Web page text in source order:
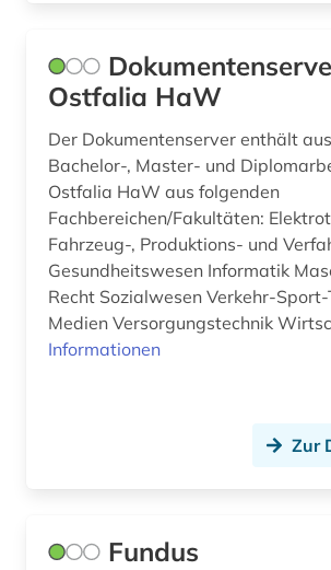
Ostfalia HaW
Der Dokumentenserver enthält
Bachelor-, Master- und
Ostfalia HaW aus folgenden
Fachbereichen/Fakultäten: Elektrotechnik
Fahrzeug-, Produktions- und
Gesundheitswesen Informatik Maschinenbau
Recht Sozialwesen Verkehr-Sport-Tourismus-
Medien
Informationen
Zur
Fundus